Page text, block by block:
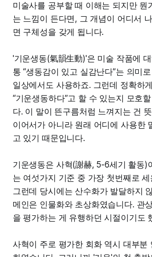
미술사를 공부할 때 이해는 되지만 뭔
는 느낌이 든다면, 그 개념이 어디서
면 구체성을 갖게 됩니다.
'기운생동(氣韻生動)'은 미술 작품에
통 “생동감이 있고 실감난다”는 의미
일상에서도 사용하죠. 그런데 정확하
“기운생동하다”고 할 수 있는지 모호
다. 이 말이 뜬구름처럼 느껴지는 건
이어서가 아니라 원래 어디에 사용한
고 있기 때문입니다.
기운생동은 사혁(謝赫, 5-6세기 활동)
는 여섯가지 기준 중 가장 첫번째로
그런데 당시에는 산수화가 발달하지
메인은 인물화와 초상화였습니다. 관
을 평가하는 게 유행하던 시절이기도
사혁이 주로 평가한 회화 역시 대부분